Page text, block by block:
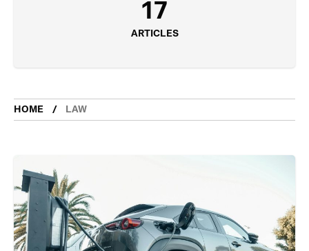
17
ARTICLES
HOME LAW